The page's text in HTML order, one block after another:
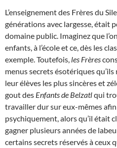
L’enseignement des Frères du
générations avec largesse, était
domaine public. Imaginez que
enfants, à l’école et ce, dès les
exemple. Toutefois, les Frères
menus secrets ésotériques
leur élèves les plus sincères et
gout des Enfants de Belzatlqui
travailler dur sur eux-mêmes
psychiquement, alors qu’il était
gagner plusieurs années de
certains secrets réservés à ceux